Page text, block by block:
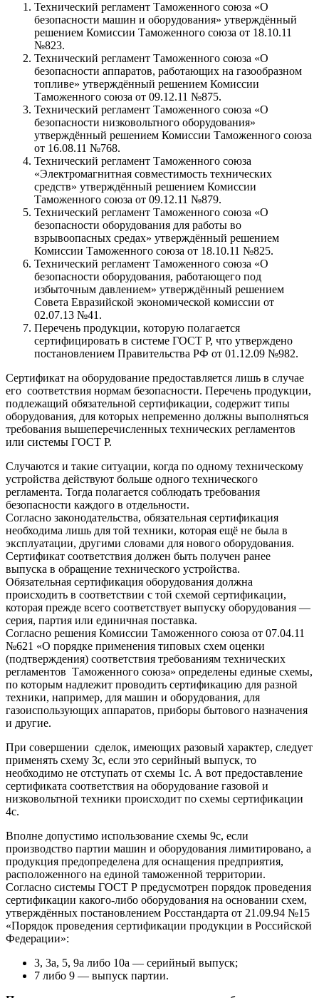
Технический регламент Таможенного союза «О
безопасности машин и оборудования» утверждённый
решением Комиссии Таможенного союза от 18.10.11
№823.
Технический регламент Таможенного союза «О
безопасности аппаратов, работающих на газообразном
топливе» утверждённый решением Комиссии
Таможенного союза от 09.12.11 №875.
Технический регламент Таможенного союза «О
безопасности низковольтного оборудования»
утверждённый решением Комиссии Таможенного союза
от 16.08.11 №768.
Технический регламент Таможенного союза
«Электромагнитная совместимость технических
средств» утверждённый решением Комиссии
Таможенного союза от 09.12.11 №879.
Технический регламент Таможенного союза «О
безопасности оборудования для работы во
взрывоопасных средах» утверждённый решением
Комиссии Таможенного союза от 18.10.11 №825.
Технический регламент Таможенного союза «О
безопасности оборудования, работающего под
избыточным давлением» утверждённый решением
Совета Евразийской экономической комиссии от
02.07.13 №41.
Перечень продукции, которую полагается
сертифицировать в системе ГОСТ Р, что утверждено
постановлением Правительства РФ от 01.12.09 №982.
Сертификат на оборудование предоставляется лишь в случае
его соответствия нормам безопасности. Перечень продукции,
подлежащий обязательной сертификации, содержит типы
оборудования, для которых непременно должны выполняться
требования вышеперечисленных технических регламентов
или системы ГОСТ Р.
Случаются и такие ситуации, когда по одному техническому
устройства действуют больше одного технического
регламента. Тогда полагается соблюдать требования
безопасности каждого в отдельности.
Согласно законодательства, обязательная сертификация
необходима лишь для той техники, которая ещё не была в
эксплуатации, другими словами для нового оборудования.
Сертификат соответствия должен быть получен ранее
выпуска в обращение технического устройства.
Обязательная сертификация оборудования должна
происходить в соответствии с той схемой сертификации,
которая прежде всего соответствует выпуску оборудования —
серия, партия или единичная поставка.
Согласно решения Комиссии Таможенного союза от 07.04.11
№621 «О порядке применения типовых схем оценки
(подтверждения) соответствия требованиям технических
регламентов Таможенного союза» определены единые схемы,
по которым надлежит проводить сертификацию для разной
техники, например, для машин и оборудования, для
газоиспользующих аппаратов, приборы бытового назначения
и другие.
При совершении сделок, имеющих разовый характер, следует
применять схему 3с, если это серийный выпуск, то
необходимо не отступать от схемы 1с. А вот предоставление
сертификата соответствия на оборудование газовой и
низковольтной техники происходит по схемы сертификации
4с.
Вполне допустимо использование схемы 9с, если
производство партии машин и оборудования лимитировано, а
продукция предопределена для оснащения предприятия,
расположенного на единой таможенной территории.
Согласно системы ГОСТ Р предусмотрен порядок проведения
сертификации какого-либо оборудования на основании схем,
утверждённых постановлением Росстандарта от 21.09.94 №15
«Порядок проведения сертификации продукции в Российской
Федерации»:
3, 3а, 5, 9а либо 10а — серийный выпуск;
7 либо 9 — выпуск партии.